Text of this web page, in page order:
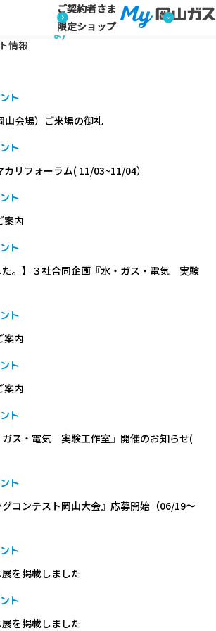
ご契約者さま
限定ショップ
ンペーン・イベント情報 (ご家庭のお客さま)
ン・イベント情報 (ご家庭のお客さ
ま)
情報
ト
山会場）ご来場の御礼
ト
リフォーラム( 11/03~11/04）
ト
案内
ト
た。】３社合同企画『水・ガス・電気 実験
ト
案内
ト
案内
ト
ガス・電気 実験工作室』開催のお知らせ(
ト
グコンテスト岡山大会』応募開始（06/19～
ト
を掲載しました
ト
を掲載しました